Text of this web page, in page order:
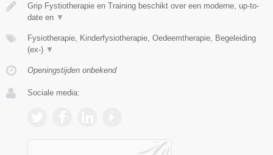
Grip Fystiotherapie en Training beschikt over een moderne, up-to-
date en ▼
Fysiotherapie, Kinderfysiotherapie, Oedeemtherapie, Begeleiding
(ex-) ▼
Openingstijden onbekend
Sociale media: